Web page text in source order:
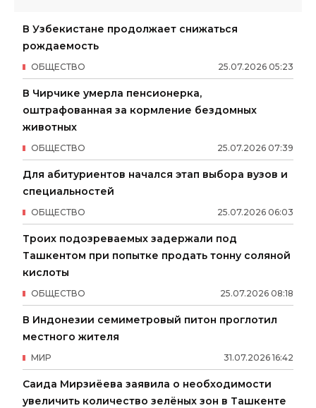
В Узбекистане продолжает снижаться
рождаемость
25.07.2026 05:23
ОБЩЕСТВО
В Чирчике умерла пенсионерка,
оштрафованная за кормление бездомных
животных
25.07.2026 07:39
ОБЩЕСТВО
Для абитуриентов начался этап выбора вузов и
специальностей
25.07.2026 06:03
ОБЩЕСТВО
Троих подозреваемых задержали под
Ташкентом при попытке продать тонну соляной
кислоты
25.07.2026 08:18
ОБЩЕСТВО
В Индонезии семиметровый питон проглотил
местного жителя
31.07.2026 16:42
МИР
Саида Мирзиёева заявила о необходимости
увеличить количество зелёных зон в Ташкенте